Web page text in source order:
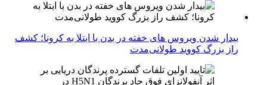
بیدار شدن ویروس‌ های خفته در بدن با ابتلا به کرونا؛ کشف
راز بزرگ کووید طولانی‌مدت